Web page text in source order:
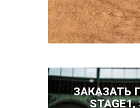
ЗАКАЗАТЬ
STAGE1,